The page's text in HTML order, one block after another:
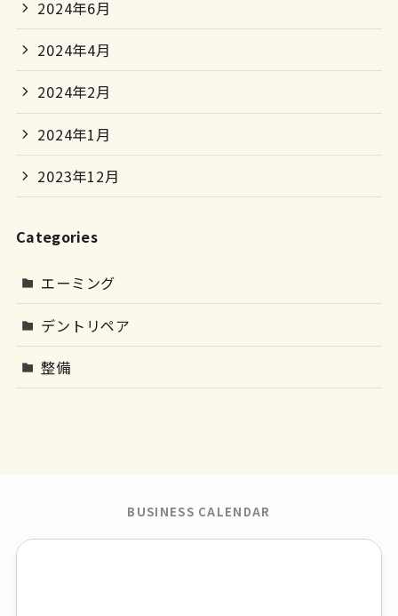
2024年6月
2024年4月
2024年2月
2024年1月
2023年12月
Categories
エーミング
デントリペア
整備
BUSINESS CALENDAR